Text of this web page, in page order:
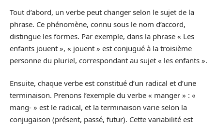
Tout d’abord, un verbe peut changer selon le sujet de la
phrase. Ce phénomène, connu sous le nom d’accord,
distingue les formes. Par exemple, dans la phrase « Les
enfants jouent », « jouent » est conjugué à la troisième
personne du pluriel, correspondant au sujet « les enfants ».
Ensuite, chaque verbe est constitué d’un radical et d’une
terminaison. Prenons l’exemple du verbe « manger » : «
mang- » est le radical, et la terminaison varie selon la
conjugaison (présent, passé, futur). Cette variabilité est